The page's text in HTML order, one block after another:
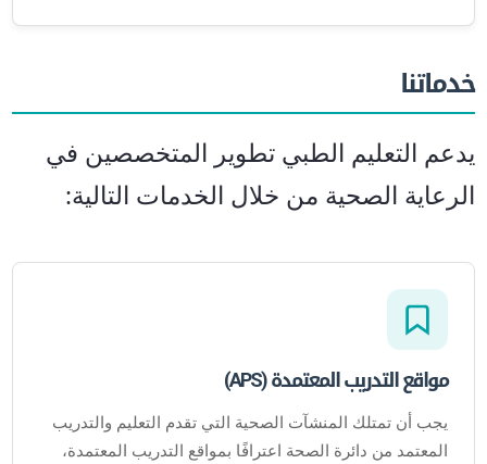
خدماتنا
يدعم التعليم الطبي تطوير المتخصصين في
الرعاية الصحية من خلال الخدمات التالية:
مواقع التدريب المعتمدة (APS)
يجب أن تمتلك المنشآت الصحية التي تقدم التعليم والتدريب
المعتمد من دائرة الصحة اعترافًا بمواقع التدريب المعتمدة،